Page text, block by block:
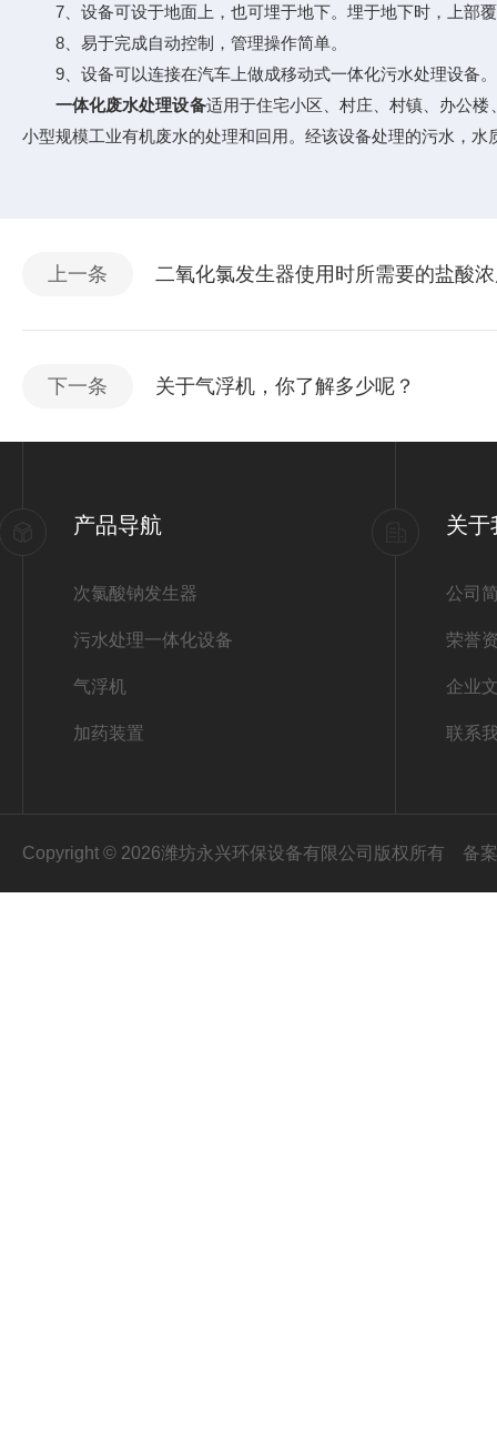
7、设备可设于地面上，也可埋于地下。埋于地下时，上部
8、易于完成自动控制，管理操作简单。
9、设备可以连接在汽车上做成移动式一体化污水处理设备。
一体化废水处理设备适用于住宅小区、村庄、村镇、办公
小型规模工业有机废水的处理和回用。经该设备处理的污水，
上一条 二氧化氯发生器使用时所需要的盐酸
下一条 关于气浮机，你了解多少呢？
产品导航
次氯酸钠发生器
污水处理一体化设备
气浮机
加药装置
关于
公司
荣誉
企业
联系
Copyright © 2026潍坊永兴环保设备有限公司版权所有 备